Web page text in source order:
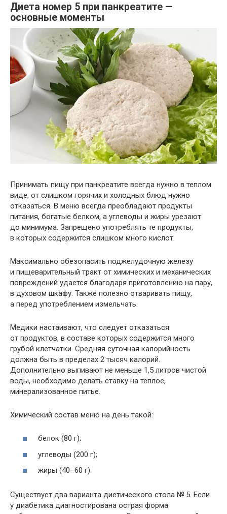
Диета номер 5 при панкреатите —
основные моменты
Принимать пищу при панкреатите всегда нужно в теплом
виде, от слишком горячих и холодных блюд нужно
отказаться. В меню всегда преобладают продукты
питания, богатые белком, а углеводы и жиры урезают
до минимума. Запрещено употреблять те продукты,
в которых содержится слишком много кислот.
Максимально обезопасить поджелудочную железу
и пищеварительный тракт от химических и механических
повреждений удается благодаря приготовлению на пару,
в духовом шкафу. Также полезно отваривать пищу,
а перед употреблением измельчать.
Медики настаивают, что следует отказаться
от продуктов, в составе которых содержится много
грубой клетчатки. Средняя суточная калорийность
должна быть в пределах 2 тысяч калорий.
Дополнительно выпивают не меньше 1,5 литров чистой
воды, необходимо делать ставку на теплое,
минерализованное питье.
Химический состав меню на день такой:
белок (80 г);
углеводы (200 г);
жиры (40−60 г).
Существует два варианта диетического стола № 5. Если
у диабетика диагностирована острая форма